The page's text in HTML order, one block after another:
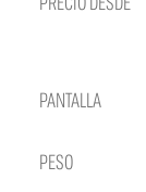
PANTALLA
PESO